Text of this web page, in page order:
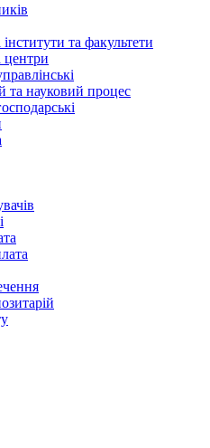
та факультети
центри
та науковий процес